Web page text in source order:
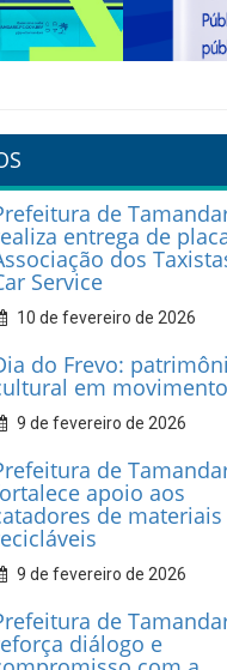
de
entrega de
dos Taxistas